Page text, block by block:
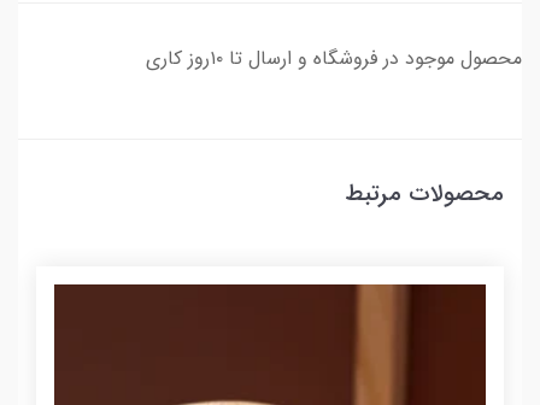
محصول موجود در فروشگاه و ارسال تا ۱۰روز کاری
محصولات مرتبط